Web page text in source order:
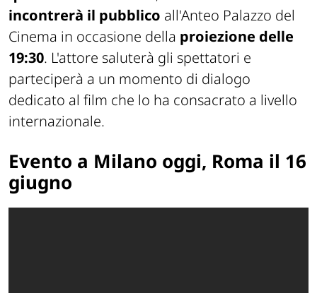
incontrerà il pubblico all'Anteo Palazzo del
Cinema in occasione della proiezione delle
19:30. L'attore saluterà gli spettatori e
parteciperà a un momento di dialogo
dedicato al film che lo ha consacrato a livello
internazionale.
Evento a Milano oggi, Roma il 16
giugno